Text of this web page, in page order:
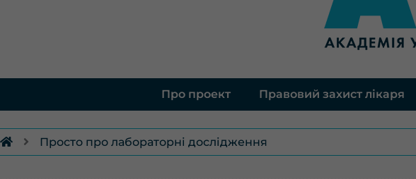
Про проект Правовий захист лікаря
Просто про лабораторні дослідження